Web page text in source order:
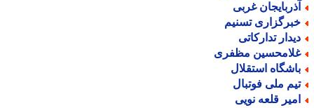
غربی
تسنیم
تدارکاتی
مظفری
استقلال
ملی فوتبال
قلعه نویی